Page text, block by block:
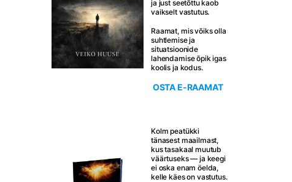
ja just seetõttu kaob
vaikselt vastutus.
Raamat, mis võiks olla
suhtlemise ja
situatsioonide
lahendamise õpik igas
koolis ja kodus.
OSTA E-RAAMAT
Kolm peatükki
tänasest maailmast,
kus tasakaal muutub
väärtuseks — ja keegi
ei oska enam öelda,
kelle käes on vastutus.